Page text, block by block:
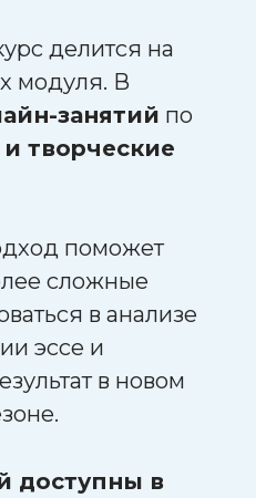
делится на
модуля. В
занятий по
творческие
поможет
сложные
в анализе
эссе и
в новом
доступны в